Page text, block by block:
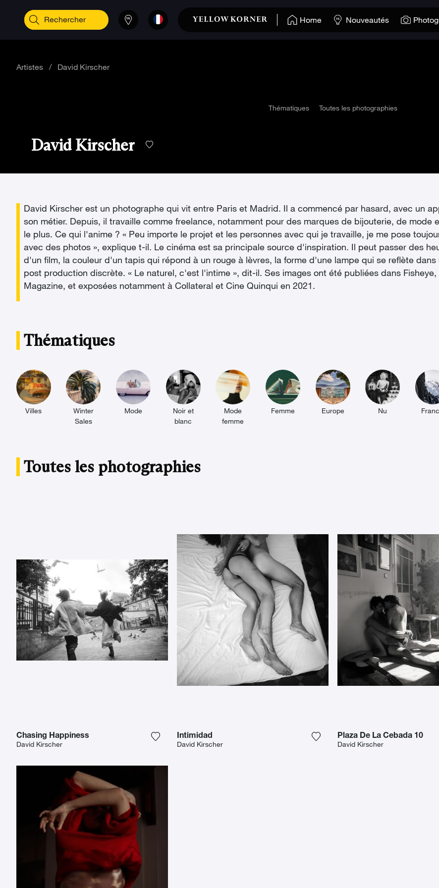
Home Nouveautés
Artistes / David Kirscher
Thématiques Toutes les photographies
David Kirscher
David Kirscher est un photographe qui vit entre Paris et Madrid. Il a commencé par hasard, avec un
son métier. Depuis, il travaille comme freelance, notamment pour des marques de bijouterie, de
le plus. Ce qui l'anime ? « Peu importe le projet et les personnes avec qui je travaille, je me pose
avec des photos », explique t-il. Le cinéma est sa principale source d'inspiration. Il peut passer des
d'un film, la couleur d'un tapis qui répond à un rouge à lèvres, la forme d'une lampe qui se reflète
post production discrète. « Le naturel, c'est l'intime », dit-il. Ses images ont été publiées dans
Magazine, et exposées notamment à Collateral et Cine Quinqui en 2021.
Thématiques
Villes
Winter
Sales
Mode
Noir et
blanc
Mode
femme
Femme Europe Nu
Toutes les photographies
Chasing Happiness
David Kirscher Ajouter la photographie à ma wishlist
Intimidad
David Kirscher Ajouter la photographie à ma
Plaza De La Cebada 10
David Kirscher